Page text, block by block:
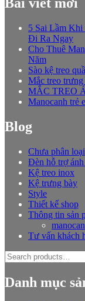
5 Sai Lầm Khi
Đi Ra Ngay
Cho Thuê
Năm
Sào kệ treo
Mắc treo
MẮC TREO
Manocanh trẻ
Blog
Chưa phân loại
Đèn hỗ trợ ánh
Kệ treo inox
Kệ trưng bày
Style
Thiết kế shop
Thông tin sản
Tư vấn khách
Search
for:
Danh mục